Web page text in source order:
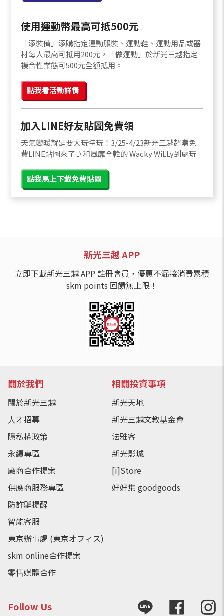
使用運動幣最高可抵500元
「添裝備」添購指定運動服裝、運動鞋、運動用品或器
材每人最高可抵用200元，「做運動」於新光三越指定
複合性業態可500元全額抵用。
點我看活動詳情
加入LINE好友貼圖免費領
天氣變暖就是要大玩特玩！3/25-4/23新光三越超潮免
費LINE貼圖來了♪和風靡全韓的 Wacky WiLLy到處玩
點我馬上下載免費貼圖
新光三越 APP
立即下載新光三越 APP 註冊會員，優惠不漏接消費累積
skm points 回饋無上限！
關於我們
關於新光三越
人才招募
隱私權政策
永續專區
廠商合作提案
供應商服務專區
防詐騙提醒
智能客服
東京辦事處 (東京オフィス)
skm online合作提案
零售媒體合作
相關投資事項
新光天地
新光三越文教基金會
法雅客
新光影城
[i]Store
好好集 goodgoods
Follow Us